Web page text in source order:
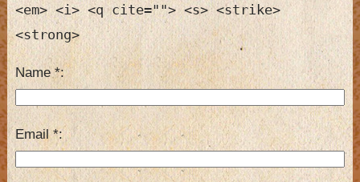
<em> <i> <q cite=""> <s> <strike>
<strong>
Name *
Email*